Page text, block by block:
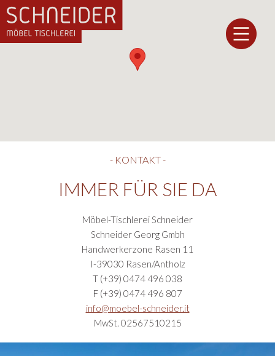
- KONTAKT -
IMMER FÜR SIE DA
Möbel-Tischlerei Schneider
Schneider Georg Gmbh
Handwerkerzone Rasen 11
I-39030 Rasen/Antholz
T (+39) 0474 496 038
F (+39) 0474 496 807
info@moebel-schneider.it
MwSt. 02567510215